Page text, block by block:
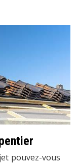
pouvez-vous